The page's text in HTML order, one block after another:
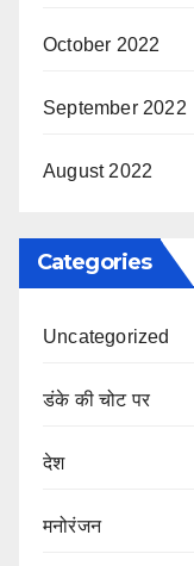
October 2022
September 2022
August 2022
Categories
Uncategorized
डंके की चोट पर
देश
मनोरंजन